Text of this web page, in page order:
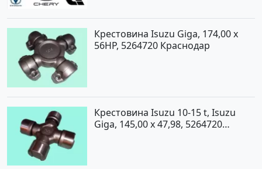
Крестовина Isuzu Giga, 174,00 x
56HP, 5264720 Краснодар
Крестовина Isuzu 10-15 t, Isuzu
Giga, 145,00 x 47,98, 5264720